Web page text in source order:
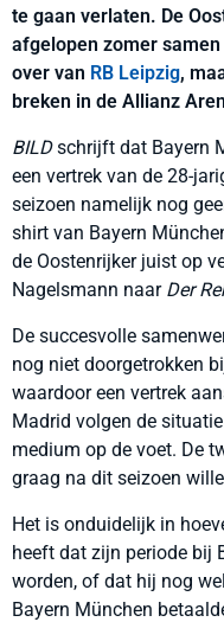
te gaan verlaten. De
afgelopen zomer
over van RB Leipzig,
breken in de Allianz
BILDschrijft dat Bayern
een vertrek van de 28-
seizoen namelijk nog
shirt van Bayern
de Oostenrijker juist op
Nagelsmann naar Der
De succesvolle
nog niet doorgetrokken
waardoor een vertrek
Madrid volgen de
medium op de voet. De
graag na dit seizoen
Het is onduidelijk in
heeft dat zijn periode bij
worden, of dat hij nog
Bayern München